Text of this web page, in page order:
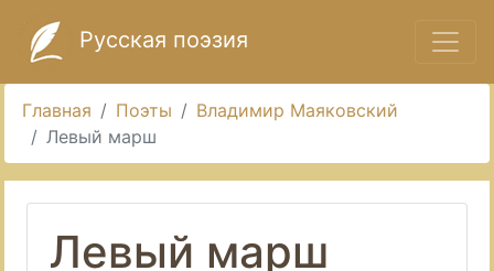
Русская поэзия
Главная Поэты
Владимир Маяковский
Левый марш
Левый марш